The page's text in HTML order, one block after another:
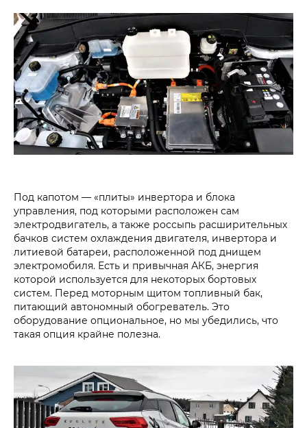
Под капотом — «плиты» инвертора и блока
управления, под которыми расположен сам
электродвигатель, а также россыпь расширительных
бачков систем охлаждения двигателя, инвертора и
литиевой батареи, расположенной под днищем
электромобиля. Есть и привычная АКБ, энергия
которой используется для некоторых бортовых
систем. Перед моторным щитом топливный бак,
питающий автономный обогреватель. Это
оборудование опциональное, но мы убедились, что
такая опция крайне полезна.